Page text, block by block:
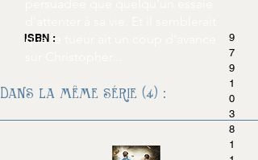
ISBN :
9
7
9
1
0
3
8
1
que le tueur ait un coup d'avance
Dans la même série (4) :